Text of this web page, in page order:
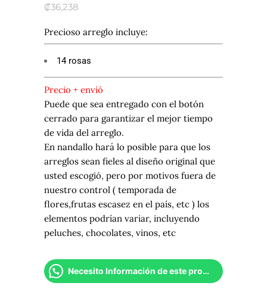
₡36,238
Precioso arreglo incluye:
14 rosas
Precio + envió
Puede que sea entregado con el botón
cerrado para garantizar el mejor tiempo
de vida del arreglo.
En nandallo hará lo posible para que los
arreglos sean fieles al diseño original que
usted escogió, pero por motivos fuera de
nuestro control ( temporada de
flores,frutas escasez en el país, etc ) los
elementos podrían variar, incluyendo
peluches, chocolates, vinos, etc
Necesito Información de este producto